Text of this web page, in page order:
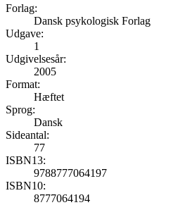
Forlag:
Dansk psykologisk Forlag
Udgave:
1
Udgivelsesår:
2005
Format:
Hæftet
Sprog:
Dansk
Sideantal:
77
ISBN13:
9788777064197
ISBN10:
8777064194